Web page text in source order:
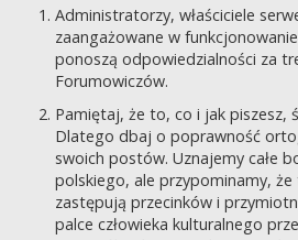
Administratorzy, właściciele
zaangażowane w
ponoszą odpowiedzialności za
Forumowiczów.
Pamiętaj, że to, co i jak piszesz,
Dlatego dbaj o poprawność
swoich postów. Uznajemy całe
polskiego, ale przypominamy, że
zastępują przecinków i
palce człowieka kulturalnego